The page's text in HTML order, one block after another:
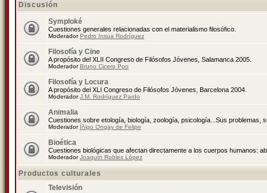
Discusión
Symploké
Cuestiones generales relacionadas con el materialismo filosófico.
ModeradorPedro Insua Rodríguez
Filosofía y Cine
A propósito del XLII Congreso de Filósofos Jóvenes, Salamanca 2005.
ModeradorBruno Cicero Poo
Filosofía y Locura
A propósito del XLI Congreso de Filósofos Jóvenes, Barcelona 2004.
ModeradorJ.M. Rodríguez Pardo
Animalia
Cuestiones sobre etología, biología, zoología, psicología...Sus problemas,
Moderador Íñigo Ongay de Felipe
Bioética
Cuestiones biológicas que afectan directamente a los cuerpos humanos:
ModeradorJoaquín Robles López
Productos culturales
Televisión